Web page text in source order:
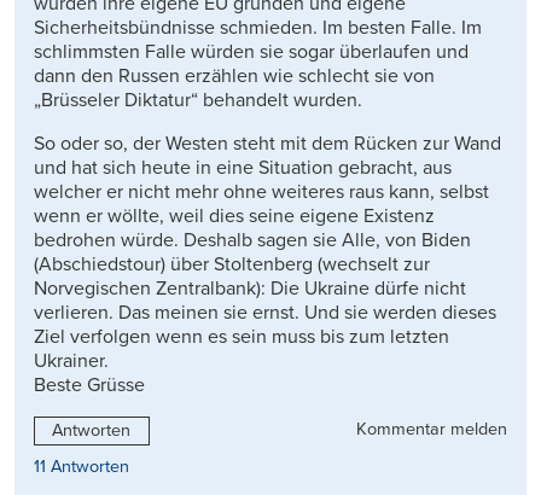
Sicherheitsbündnisse schmieden. Im besten Falle. Im
schlimmsten Falle würden sie sogar überlaufen und
dann den Russen erzählen wie schlecht sie von
„Brüsseler Diktatur“ behandelt wurden.
So oder so, der Westen steht mit dem Rücken zur Wand
und hat sich heute in eine Situation gebracht, aus
welcher er nicht mehr ohne weiteres raus kann, selbst
wenn er wöllte, weil dies seine eigene Existenz
bedrohen würde. Deshalb sagen sie Alle, von Biden
(Abschiedstour) über Stoltenberg (wechselt zur
Norvegischen Zentralbank): Die Ukraine dürfe nicht
verlieren. Das meinen sie ernst. Und sie werden dieses
Ziel verfolgen wenn es sein muss bis zum letzten
Ukrainer.
Beste Grüsse
Antworten
Kommentar melden
11 Antworten